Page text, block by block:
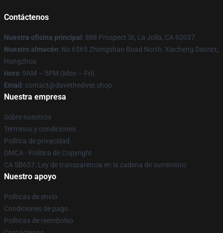
Contáctenos
Nuestra oficina principal : 888 Prospect St, La Jolla, CA 92037
Nuestro almacén: No 6565 Zhongshan Road North, Xiacheng District,
Hangzhou
Hora: 9AM – 5PM (Mon – Fri)
Email : contact@davethediver.shop
Nuestra empresa
Sobre nosotros
Términos y condiciones
Política de privacidad
DMCA - Política de Copyright
CA SB657: Ley de transparencia en la cadena de suministro
Nuestro apoyo
Políticas de envío
Condiciones de pago
Políticas de reembolso